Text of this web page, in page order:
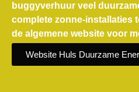
buggyverhuur veel
complete zonne-installaties
de algemene website voor
Website Huls Duurzame